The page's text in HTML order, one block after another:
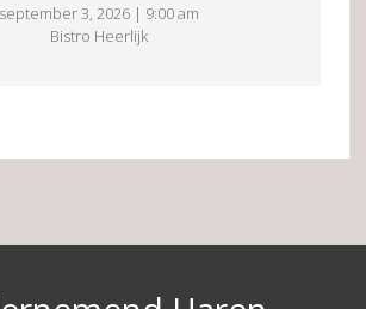
september 3, 2026 | 9:00 am
Bistro Heerlijk